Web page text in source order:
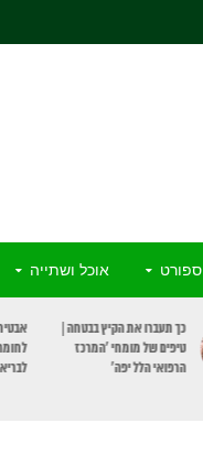
ספורט אוכל ושתייה
כך תעברו את הקיץ בבטחה |
טיפים של מומחי ‘המרכז
הרפואי הלל יפה’